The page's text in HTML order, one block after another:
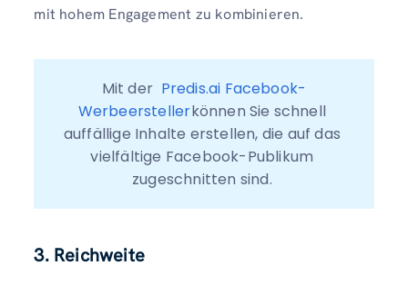
mit hohem Engagement zu kombinieren.
Mit der Predis.ai Facebook-
Werbeerstellerkönnen Sie schnell
auffällige Inhalte erstellen, die auf das
vielfältige Facebook-Publikum
zugeschnitten sind.
3. Reichweite